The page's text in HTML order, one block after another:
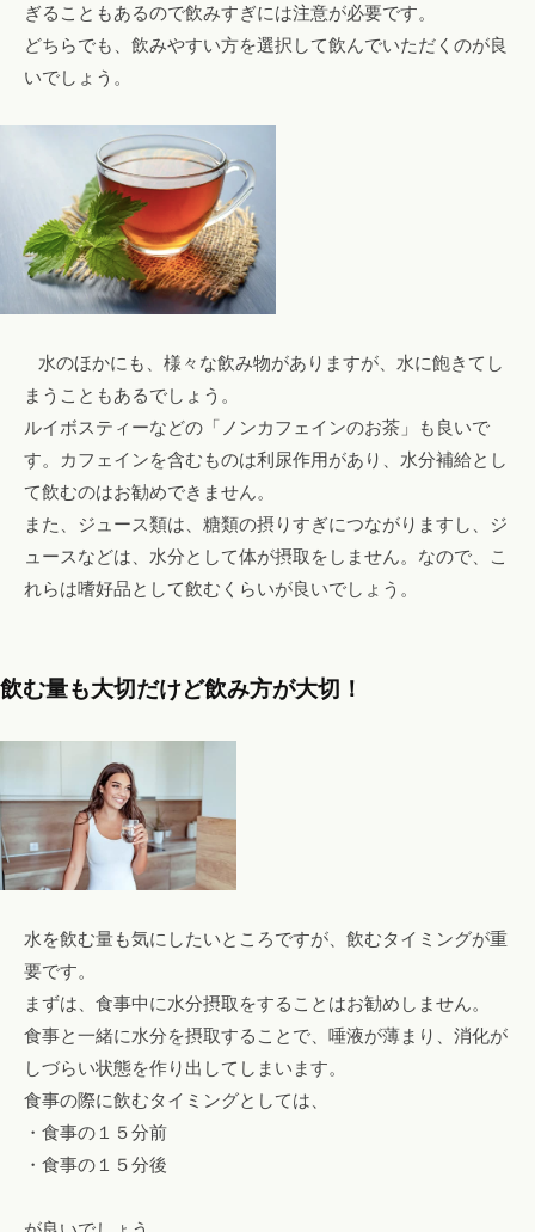
ぎることもあるので飲みすぎには注意が必要です。
どちらでも、飲みやすい方を選択して飲んでいただくのが良
いでしょう。
水のほかにも、様々な飲み物がありますが、水に飽きてし
まうこともあるでしょう。
ルイボスティーなどの「ノンカフェインのお茶」も良いで
す。カフェインを含むものは利尿作用があり、水分補給とし
て飲むのはお勧めできません。
また、ジュース類は、糖類の摂りすぎにつながりますし、ジ
ュースなどは、水分として体が摂取をしません。なので、こ
れらは嗜好品として飲むくらいが良いでしょう。
飲む量も大切だけど飲み方が大切！
水を飲む量も気にしたいところですが、飲むタイミングが重
要です。
まずは、食事中に水分摂取をすることはお勧めしません。
食事と一緒に水分を摂取することで、唾液が薄まり、消化が
しづらい状態を作り出してしまいます。
食事の際に飲むタイミングとしては、
・食事の１５分前
・食事の１５分後